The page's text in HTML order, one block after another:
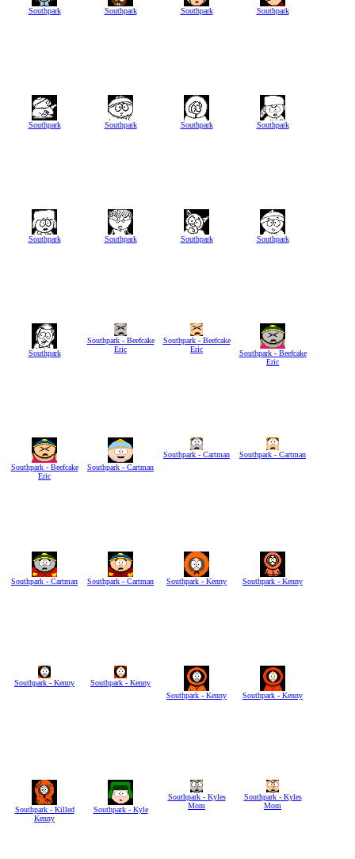
Southpark Southpark Southpark Southpark
Southpark Southpark Southpark Southpark
Southpark Southpark Southpark Southpark
Southpark
Southpark - Beefcake
Eric
Southpark - Beefcake
Eric
Southpark - Beefcake
Eric
Southpark - Beefcake
Eric
Southpark - Cartman
Southpark - Cartman Southpark - Cartman
Southpark - Cartman Southpark - Cartman Southpark - Kenny Southpark - Kenny
Southpark - Kenny
Southpark - Kenny
Southpark - Kenny
Southpark - Kenny
Southpark - Killed
Kenny
Southpark - Kyle
Southpark - Kyles
Mom
Southpark - Kyles
Mom